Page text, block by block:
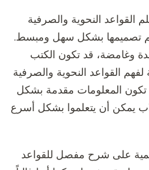
القواعد النحوية والصرفية
تم تصميمها بشكل سهل ومبسط.
وغامضة، قد تكون الكتب
لفهم القواعد النحوية والصرفية
المعلومات مقدمة بشكل
يمكن أن يتعلموا بشكل أسرع
على شرح مفصل للقواعد